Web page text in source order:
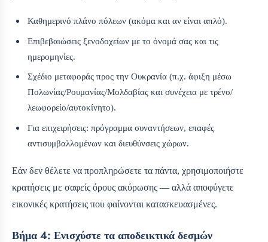
Καθημερινό πλάνο πόλεων (ακόμα και αν είναι απλό).
Επιβεβαιώσεις ξενοδοχείων με το όνομά σας και τις
ημερομηνίες.
Σχέδιο μεταφοράς προς την Ουκρανία (π.χ. άφιξη μέσω
Πολωνίας/Ρουμανίας/Μολδαβίας και συνέχεια με τρένο/
λεωφορείο/αυτοκίνητο).
Για επιχειρήσεις: πρόγραμμα συναντήσεων, επαφές
αντισυμβαλλομένων και διευθύνσεις χώρων.
Εάν δεν θέλετε να προπληρώσετε τα πάντα, χρησιμοποιήστε
κρατήσεις με σαφείς όρους ακύρωσης — αλλά αποφύγετε
εικονικές κρατήσεις που φαίνονται κατασκευασμένες.
Βήμα 4: Ενισχύστε τα αποδεικτικά δεσμών